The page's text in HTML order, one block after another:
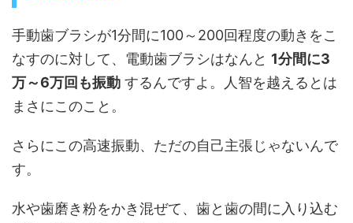
手動歯ブラシが1分間に100～200回程度の動きをこ
なすのに対して、電動歯ブラシはなんと 1分間に3
万～6万回も振動 するんですよ。人智を越えるとは
まさにこのこと。
さらにこの高速振動、ただの自己主張じゃないんで
す。
水や歯磨き粉をかき混ぜて、歯と歯の間に入り込む